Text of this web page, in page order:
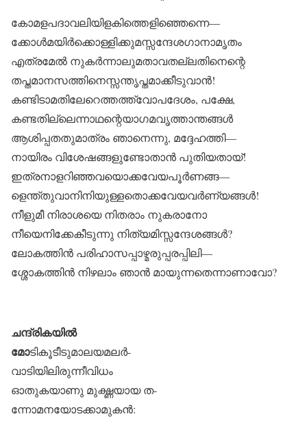
കോമളപദാവലിയിളകിത്തെളിഞ്ഞെന്നെ—
ക്കോൾമയിർക്കൊള്ളിക്കുമസ്സന്ദേശഗാനാമൃതം
എത്രമേൽ നുകർന്നാലുമതാവതല്ലതിനെന്റെ
തപ്തമാനസത്തിനെസ്സന്തൃപ്തമാക്കീടുവാൻ!
കണ്ടിടാമതിലേറെത്തത്ത്വോപദേശം, പക്ഷേ,
കണ്ടതില്ലെന്നാഥന്റെയാഗമവൃത്താന്തങ്ങൾ
ആശിപ്പതതുമാത്രം ഞാനെന്നു, മദ്ദേഹത്തി—
നായിരം വിശേഷങ്ങളുണ്ടോതാൻ പുതിയതായ്!
ഇത്രനാളറിഞ്ഞവയൊക്കവേയപൂർണങ്ങ—
ളെന്ത്തുവാനിനിയുള്ളതൊക്കവേയവർണ്യങ്ങൾ!
നീളുമീ നിരാശയെ നിതരാം നുകരാനോ
നീയെനിക്കേകീടുന്നു നിത്യമിസ്സന്ദേശങ്ങൾ?
ലോകത്തിൻ പരിഹാസപ്പാഴ്മരുപ്പരപ്പിലി—
ശ്ശോകത്തിൻ നിഴലാം ഞാൻ മായുന്നതെന്നാണാവോ?
ചന്ദ്രികയിൽ
മോടികൂടീടുമാലയമലർ-
വാടിയിലിരുന്നീവിധം
ഓതുകയാണു മുഗ്ദ്ധയായ ത-
ന്നോമനയോടക്കാമുകൻ: